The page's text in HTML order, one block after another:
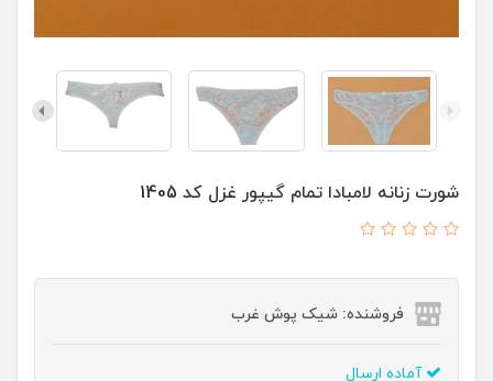
شورت زنانه لامبادا تمام گیپور غزل کد 1405
فروشنده: شیک پوش غرب
آماده ارسال